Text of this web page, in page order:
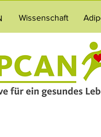
Wissenschaft